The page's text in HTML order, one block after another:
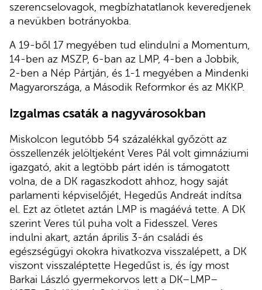
szerencselovagok, megbízhatatlanok keveredjenek
a nevükben botrányokba.
A 19-ből 17 megyében tud elindulni a Momentum,
14-ben az MSZP, 6-ban az LMP, 4-ben a Jobbik,
2-ben a Nép Pártján, és 1-1 megyében a Mindenki
Magyarországa, a Második Reformkor és az MKKP.
Izgalmas csaták a nagyvárosokban
Miskolcon legutóbb 54 százalékkal győzött az
összellenzék jelöltjeként Veres Pál volt gimnáziumi
igazgató, akit a legtöbb párt idén is támogatott
volna, de a DK ragaszkodott ahhoz, hogy saját
parlamenti képviselőjét, Hegedűs Andreát indítsa
el. Ezt az ötletet aztán LMP is magáévá tette. A DK
szerint Veres túl puha volt a Fidesszel. Veres
indulni akart, aztán április 3-án családi és
egészségügyi okokra hivatkozva visszalépett, a DK
viszont visszaléptette Hegedűst is, és így most
Barkai László gyermekorvos lett a DK–LMP–